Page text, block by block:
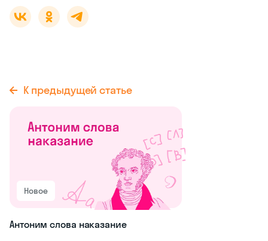
К предыдущей статье
Новое
Антоним слова наказание